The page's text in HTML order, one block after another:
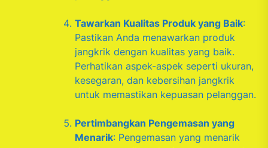
Tawarkan Kualitas Produk yang Baik:
Pastikan Anda menawarkan produk
jangkrik dengan kualitas yang baik.
Perhatikan aspek-aspek seperti ukuran,
kesegaran, dan kebersihan jangkrik
untuk memastikan kepuasan pelanggan.
Pertimbangkan Pengemasan yang
Menarik: Pengemasan yang menarik